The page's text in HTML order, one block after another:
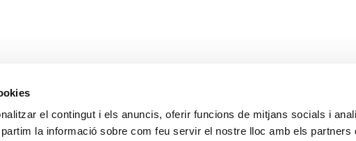
el contingut i els anuncis, oferir funcions de mitjans socials i
la informació sobre com feu servir el nostre lloc amb els partners